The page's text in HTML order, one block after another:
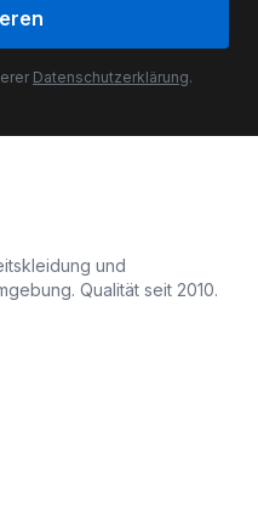
Datenschutzerklärung.
und
Qualität seit 2010.